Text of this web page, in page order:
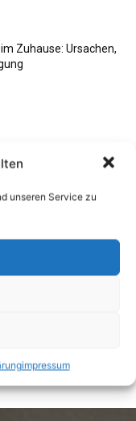
unseren Service zu
impressum
Zuhause: Ursachen,